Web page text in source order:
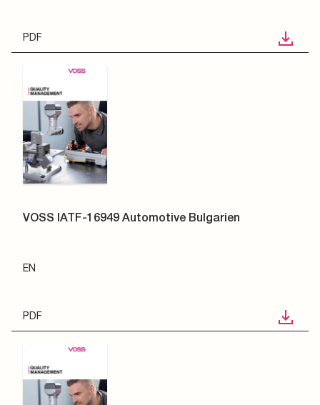
PDF
VOSS IATF-16949 Automotive Bulgarien
EN
PDF